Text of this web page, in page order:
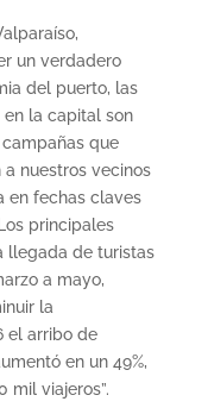
un verdadero
del puerto, las
la capital son
que
nuestros vecinos
en fechas claves
principales
llegada de turistas
a mayo,
la
el arribo de
en un 49%,
mil viajeros”.